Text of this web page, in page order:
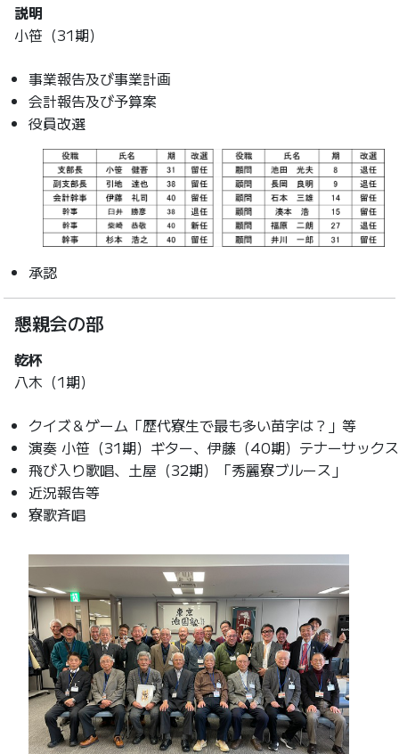
説明
小笹（31期）
事業報告及び事業計画
会計報告及び予算案
役員改選
承認
懇親会の部
乾杯
八木（1期）
クイズ＆ゲーム「歴代寮生で最も多い苗字は？」等
演奏 小笹（31期）ギター、伊藤（40期）テナーサックス
飛び入り歌唱、土屋（32期）「秀麗寮ブルース」
近況報告等
寮歌斉唱